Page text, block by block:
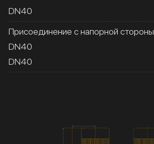
DN40
Присоединение с напорной стороны
DN40
DN40